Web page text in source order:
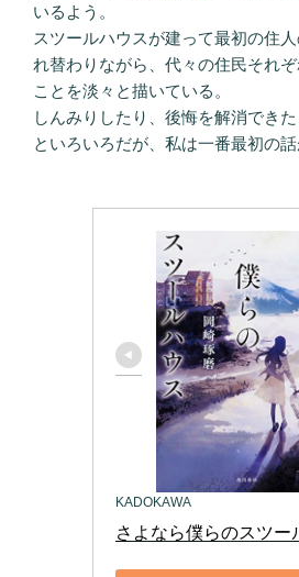
いるよう。
スツールハウスが建って最初の住
れ替わりながら、代々の住民それ
ことを淡々と描いている。
しんみりしたり、後悔を解消でき
といろいろだが、私は一番最初の話
KADOKAWA
さよなら僕らのスツー